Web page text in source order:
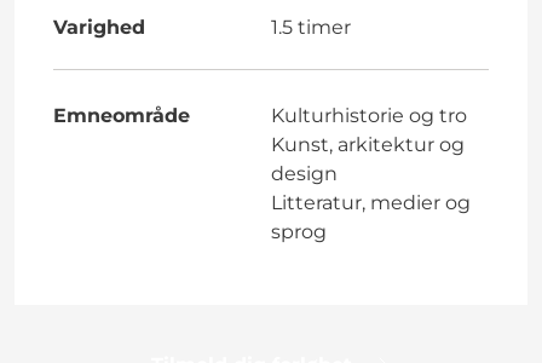
Varighed 1.5 timer
Emneområde
Kulturhistorie og tro
Kunst, arkitektur og
design
Litteratur, medier og
sprog